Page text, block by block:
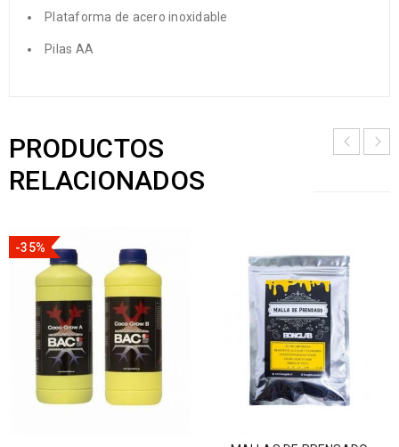
Plataforma de acero inoxidable
Pilas AA
PRODUCTOS
RELACIONADOS
-35%